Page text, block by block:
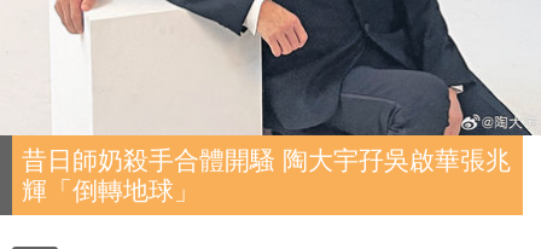
昔日師奶殺手合體開騷 陶大宇孖吳啟華張兆
輝「倒轉地球」